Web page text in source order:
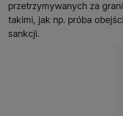
przetrzymywanych za
takimi, jak np. próba
sankcji.